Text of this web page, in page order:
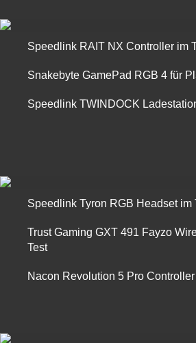
Speedlink RAIT NX Controller im
Snakebyte GamePad RGB 4 für
Speedlink TWINDOCK
Speedlink Tyron RGB Headset im
Trust Gaming GXT 491 Fayzo
Test
Nacon Revolution 5 Pro Controller